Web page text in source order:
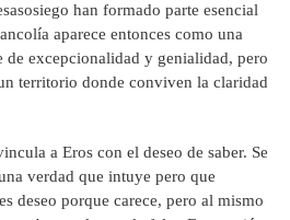
han formado parte esencial
aparece entonces como una
de excepcionalidad y genialidad, pero
territorio donde conviven la claridad
a Eros con el deseo de saber. Se
verdad que intuye pero que
deseo porque carece, pero al mismo